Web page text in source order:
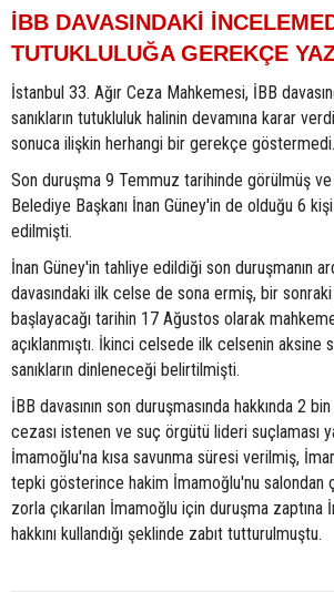
İBB DAVASINDAKİ
TUTUKLULUĞA GEREKÇE
İstanbul 33. Ağır Ceza Mahkemesi, İBB
sanıkların tutukluluk halinin devamına karar
sonuca ilişkin herhangi bir gerekçe göstermedi.
Son duruşma 9 Temmuz tarihinde görülmüş ve
Belediye Başkanı İnan Güney'in de olduğu 6
edilmişti.
İnan Güney'in tahliye edildiği son duruşmanın
davasındaki ilk celse de sona ermiş, bir
başlayacağı tarihin 17 Ağustos olarak
açıklanmıştı. İkinci celsede ilk celsenin aksine
sanıkların dinleneceği belirtilmişti.
İBB davasının son duruşmasında hakkında 2
cezası istenen ve suç örgütü lideri suçlaması
İmamoğlu'na kısa savunma süresi verilmiş,
tepki gösterince hakim İmamoğlu'nu salondan
zorla çıkarılan İmamoğlu için duruşma zaptına
hakkını kullandığı şeklinde zabıt tutturulmuştu.